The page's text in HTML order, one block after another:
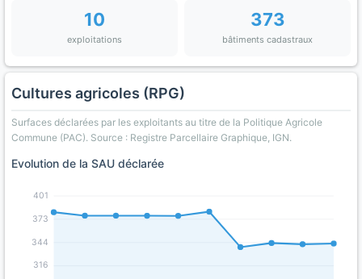
10
exploitations
373
bâtiments cadastraux
Cultures agricoles (RPG)
Surfaces déclarées par les exploitants au titre de la Politique Agricole
Commune (PAC). Source : Registre Parcellaire Graphique, IGN.
Evolution de la SAU déclarée
316
344
373
401